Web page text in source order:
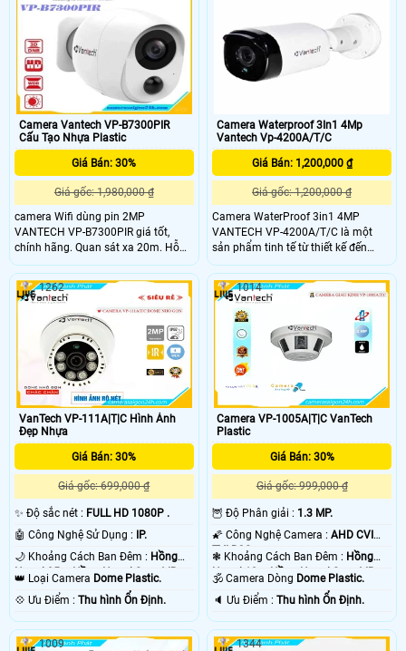
Camera Vantech VP-B7300PIR
Cấu Tạo Nhựa Plastic
Giá Bán: 30%
Giá gốc: 1,980,000 ₫
camera Wifi dùng pin 2MP
VANTECH VP-B7300PIR giá tốt,
chính hãng. Quan sát xa 20m. Hỗ
trợ khe cắm thẻ nhớ với dung lượng
lên đến 128GB.
Camera Waterproof 3In1 4Mp
Vantech Vp-4200A/T/C
Giá Bán: 1,200,000 ₫
Giá gốc: 1,200,000 ₫
Camera WaterProof 3in1 4MP
VANTECH VP-4200A/T/C là một
sản phẩm tinh tế từ thiết kế đến
chất lượng, độ phân giải 4.0
megapixel, linh kiện Sony, dễ dàng
lắp đặt và sử dụng, phần mềm thân
thiện
VanTech VP-111A|T|C Hình Ảnh
Đẹp Nhựa
Giá Bán: 30%
Giá gốc: 699,000 ₫
✨ Độ sắc nét : FULL HD 1080P .
🤖️ Công Nghệ Sử Dụng :
IP.
🌙 Khoảng Cách Ban Đêm : Hồng
Ngoại 25m Hồng Ngoại Smart IR.
👑 Loại Camera Dome Plastic.
️💠 Ưu Điểm : Thu hình Ổn Định.
1262
Camera VP-1005A|T|C VanTech
Plastic
Giá Bán: 30%
Giá gốc: 999,000 ₫
🦉 Độ Phân giải : 1.3 MP.
🌠 Công Nghệ Camera :AHD CVI
TVI BCS.
❃ Khoảng Cách Ban Đêm : Hồng
Ngoại 10m Hồng Ngoại Smart IR.
🕉️ Camera Dòng Dome Plastic.
️🔈 Ưu Điểm :Thu hình Ổn Định.
1014
1009 1344